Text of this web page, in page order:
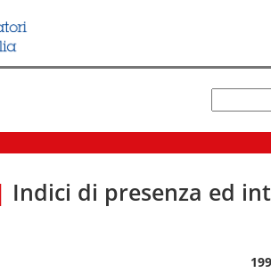
Indici di presenza ed